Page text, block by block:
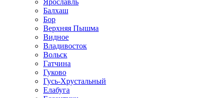
Ярославль
Балхаш
Бор
Верхняя Пышма
Видное
Владивосток
Вольск
Гатчина
Гуково
Гусь-Хрустальный
Елабуга